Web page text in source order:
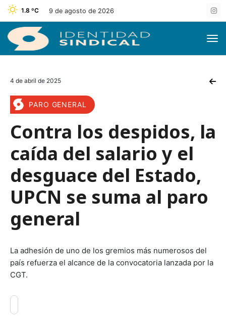
1.8 ºC 9 de agosto de 2026
4 de abril de 2025
PARO GENERAL
Contra los despidos, la
caída del salario y el
desguace del Estado,
UPCN se suma al paro
general
La adhesión de uno de los gremios más numerosos del
país refuerza el alcance de la convocatoria lanzada por la
CGT.